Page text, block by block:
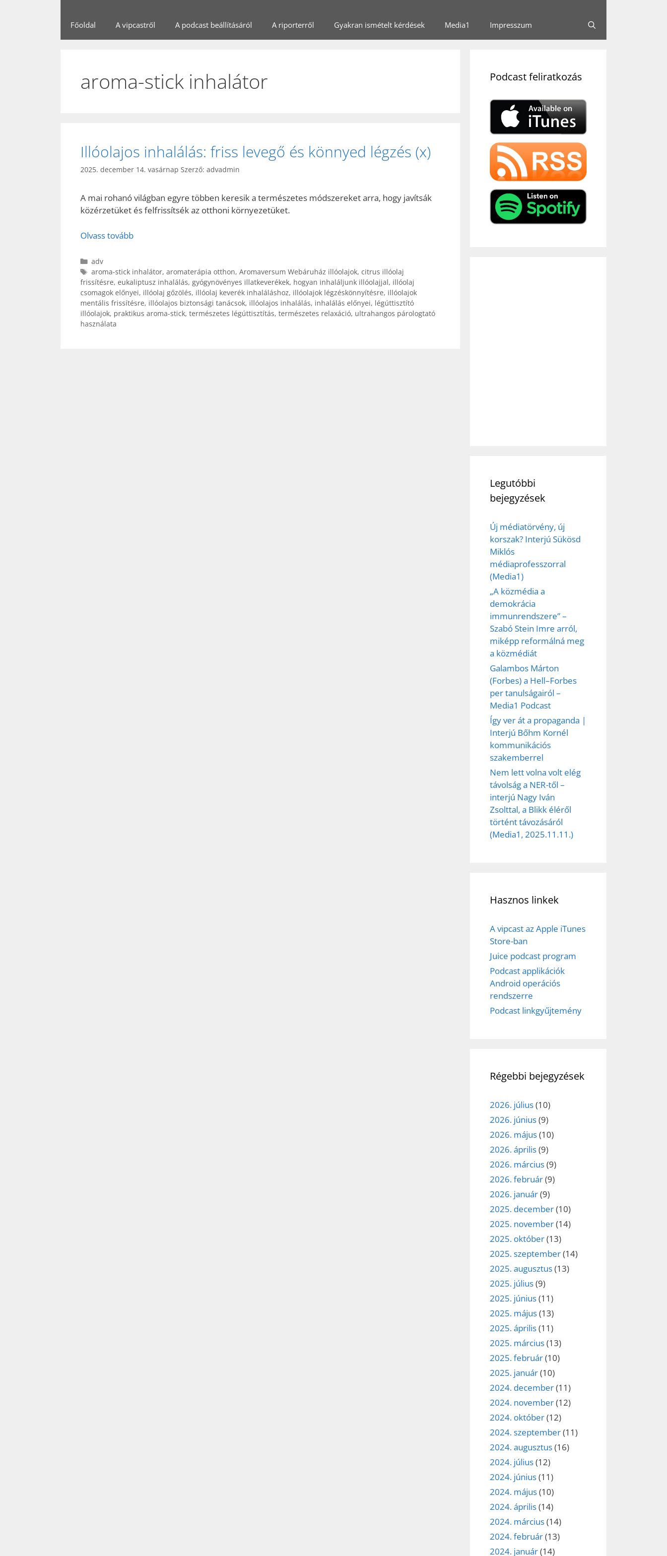
Főoldal A vipcastről A podcast beállításáról A riporterről Gyakran ismételt kérdések Media1 Impresszum
aroma-stick inhalátor
Illóolajos inhalálás: friss levegő és könnyed légzés (x)
2025. december 14. vasárnap Szerző: advadmin
A mai rohanó világban egyre többen keresik a természetes módszereket arra, hogy javítsák
közérzetüket és felfrissítsék az otthoni környezetüket.
Olvass tovább
Kategória
adv
Címkék
aroma-stick inhalátor, aromaterápia otthon, Aromaversum Webáruház illóolajok, citrus illóolaj
frissítésre, eukaliptusz inhalálás, gyógynövényes illatkeverékek, hogyan inhaláljunk illóolajjal, illóolaj
csomagok előnyei, illóolaj gőzölés, illóolaj keverék inhaláláshoz, illóolajok légzéskönnyítésre, illóolajok
mentális frissítésre, illóolajos biztonsági tanácsok, illóolajos inhalálás, inhalálás előnyei, légúttisztító
illóolajok, praktikus aroma-stick, természetes légúttisztítás, természetes relaxáció, ultrahangos párologtató
használata
Podcast feliratkozás
Legutóbbi
bejegyzések
Új médiatörvény, új
korszak? Interjú Sükösd
Miklós
médiaprofesszorral
(Media1)
„A közmédia a
demokrácia
immunrendszere” –
Szabó Stein Imre arról,
miképp reformálná meg
a közmédiát
Galambos Márton
(Forbes) a Hell–Forbes
per tanulságairól –
Media1 Podcast
Így ver át a propaganda |
Interjú Bőhm Kornél
kommunikációs
szakemberrel
Nem lett volna volt elég
távolság a NER-től –
interjú Nagy Iván
Zsolttal, a Blikk éléről
történt távozásáról
(Media1, 2025.11.11.)
Hasznos linkek
A vipcast az Apple iTunes
Store-ban
Juice podcast program
Podcast applikációk
Android operációs
rendszerre
Podcast linkgyűjtemény
Régebbi bejegyzések
2026. július(10)
2026. június(9)
2026. május(10)
2026. április(9)
2026. március(9)
2026. február(9)
2026. január(9)
2025. december(10)
2025. november(14)
2025. október(13)
2025. szeptember(14)
2025. augusztus(13)
2025. július(9)
2025. június(11)
2025. május(13)
2025. április(11)
2025. március(13)
2025. február(10)
2025. január(10)
2024. december(11)
2024. november(12)
2024. október(12)
2024. szeptember(11)
2024. augusztus(16)
2024. július(12)
2024. június(11)
2024. május(10)
2024. április(14)
2024. március(14)
2024. február(13)
2024. január(14)